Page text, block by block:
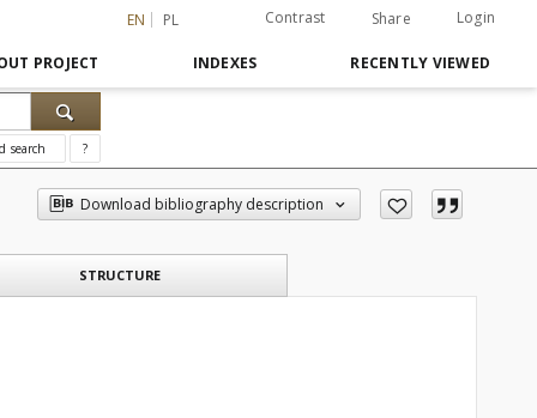
EN PL Contrast Share Login
PROJECT INDEXES RECENTLY VIEWED
search ?
Download bibliography description
STRUCTURE